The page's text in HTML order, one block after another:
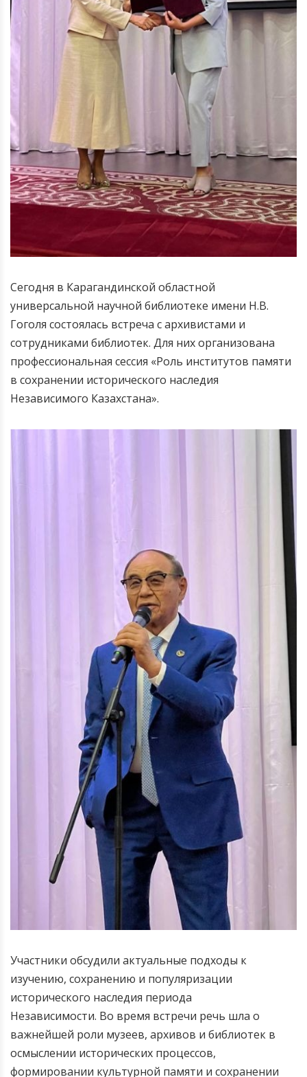
Сегодня в Карагандинской областной
универсальной научной библиотеке имени Н.В.
Гоголя состоялась встреча с архивистами и
сотрудниками библиотек. Для них организована
профессиональная сессия «Роль институтов памяти
в сохранении исторического наследия
Независимого Казахстана».
Участники обсудили актуальные подходы к
изучению, сохранению и популяризации
исторического наследия периода
Независимости. Во время встречи речь шла о
важнейшей роли музеев, архивов и библиотек в
осмыслении исторических процессов,
формировании культурной памяти и сохранении